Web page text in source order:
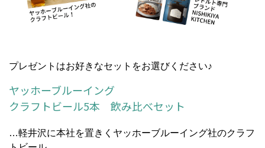
プレゼントはお好きなセットをお選びください♪
ヤッホーブルーイング
クラフトビール5本 飲み比べセット
…軽井沢に本社を置きくヤッホーブルーイング社のクラフ